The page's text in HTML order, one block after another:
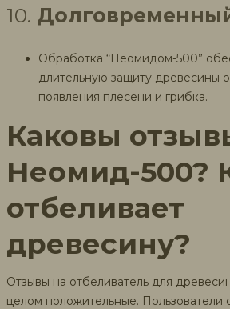
10.
Обработка “Неомидом-500”
длительную защиту древесины
появления плесени и грибка.
Каковы
Неомид-500?
отбеливает
древесину?
Отзывы на отбеливатель для
целом положительные. Пользователи